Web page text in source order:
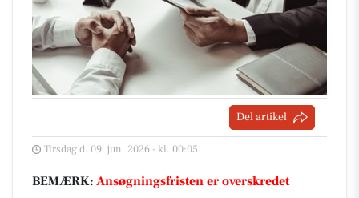
Del artikel
Tirsdag d. 09. jun. 2026 - kl. 00:05
BEMÆRK: Ansøgningsfristen er overskredet